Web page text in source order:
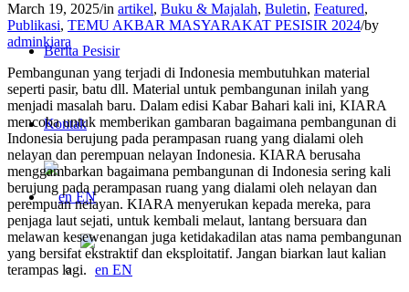
Berita Pesisir
Kontak
EN
EN
March 19, 2025/in artikel, Buku & Majalah, Buletin, Featured,
Publikasi, TEMU AKBAR MASYARAKAT PESISIR 2024/by
adminkiara
Pembangunan yang terjadi di Indonesia membutuhkan material
seperti pasir, batu dll. Material untuk pembangunan inilah yang
menjadi masalah baru. Dalam edisi Kabar Bahari kali ini, KIARA
mencoba untuk memberikan gambaran bagaimana pembangunan di
Indonesia berujung pada perampasan ruang yang dialami oleh
nelayan dan perempuan nelayan Indonesia. KIARA berusaha
menggambarkan bagaimana pembangunan di Indonesia sering kali
berujung pada perampasan ruang yang dialami oleh nelayan dan
perempuan nelayan. KIARA menyerukan kepada mereka, para
penjaga laut sejati, untuk kembali melaut, lantang bersuara dan
melawan kesewenangan juga ketidakadilan atas nama pembangunan
yang bersifat ekstraktif dan eksploitatif. Jangan biarkan laut kalian
terampas lagi.